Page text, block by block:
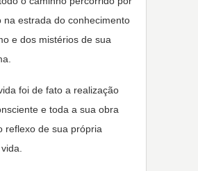
na estrada do conhecimento
e dos mistérios de sua
foi de fato a realização
e toda a sua obra
reflexo de sua própria